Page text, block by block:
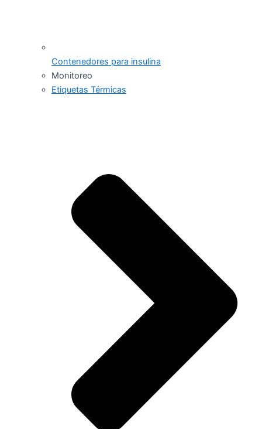
Contenedores para insulina
Monitoreo
Etiquetas Térmicas